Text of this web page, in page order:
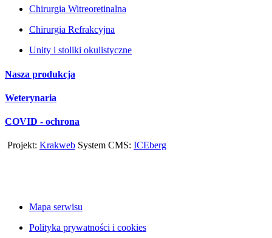
Chirurgia Witreoretinalna
Chirurgia Refrakcyjna
Unity i stoliki okulistyczne
Nasza produkcja
Weterynaria
COVID - ochrona
Projekt: Krakweb System CMS: ICEberg
Mapa serwisu
Polityka prywatności i cookies